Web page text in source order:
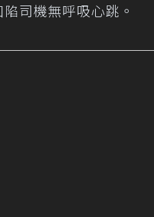
陷司機無呼吸心跳。